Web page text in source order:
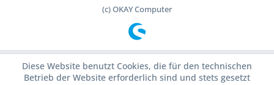
(c) OKAY Computer
Diese Website benutzt Cookies, die für den technischen
Betrieb der Website erforderlich sind und stets gesetzt